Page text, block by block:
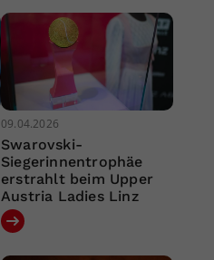
09.04.2026
Swarovski-
Siegerinnentrophäe
erstrahlt beim Upper
Austria Ladies Linz